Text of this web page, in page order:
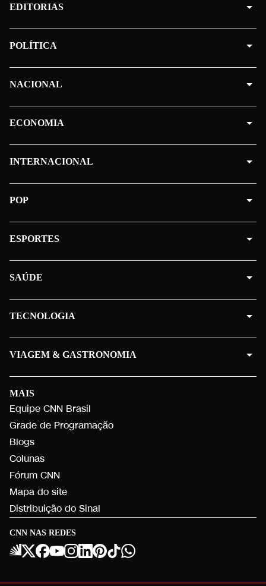
CNN NAS REDES
MAIS
Equipe CNN Brasil
Grade de Programação
Blogs
Colunas
Fórum CNN
Mapa do site
Distribuição do Sinal
EDITORIAS
POLÍTICA
NACIONAL
ECONOMIA
INTERNACIONAL
POP
ESPORTES
SAÚDE
TECNOLOGIA
VIAGEM & GASTRONOMIA